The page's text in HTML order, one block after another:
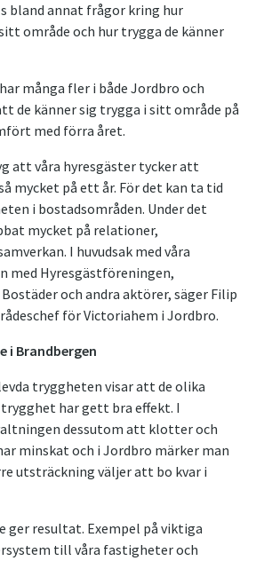
bland annat frågor kring hur
område och hur trygga de känner
många fler i både Jordbro och
de känner sig trygga i sitt område på
med förra året.
att våra hyresgäster tycker att
mycket på ett år. För det kan ta tid
i bostadsområden. Under det
mycket på relationer,
I huvudsak med våra
med Hyresgästföreningen,
och andra aktörer, säger Filip
för Victoriahem i Jordbro.
i Brandbergen
tryggheten visar att de olika
har gett bra effekt. I
dessutom att klotter och
minskat och i Jordbro märker man
utsträckning väljer att bo kvar i
ger resultat. Exempel på viktiga
till våra fastigheter och